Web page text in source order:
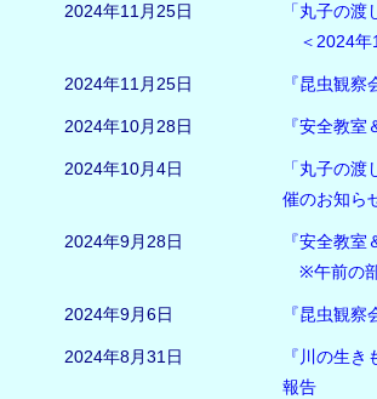
2024年11月25日
「丸子の
＜2024年
2024年11月25日 『昆虫観
2024年10月28日 『安全教
2024年10月4日
「丸子の
催のお知ら
2024年9月28日
『安全教
※午前の
2024年9月6日 『昆虫観
2024年8月31日
『川の生
報告